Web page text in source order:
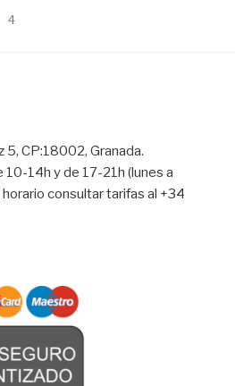
4
5, CP:18002, Granada.
14h y de 17-21h (lunes a
consultar tarifas al +34